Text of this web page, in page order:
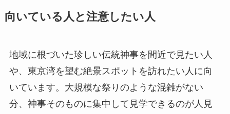
向いている人と注意したい人
地域に根づいた珍しい伝統神事を間近で見たい人
や、東京湾を望む絶景スポットを訪れたい人に向
いています。大規模な祭りのような混雑がない
分、神事そのものに集中して見学できるのが人見